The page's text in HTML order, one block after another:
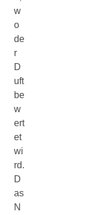
w
o
de
r
D
uft
be
w
ert
et
wi
rd.
D
as
N